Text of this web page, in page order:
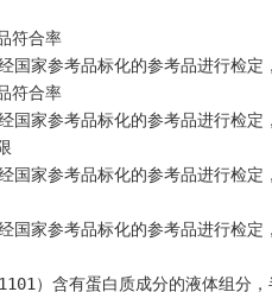
符合率
经国家参考品标化的参考品进行检定
符合率
经国家参考品标化的参考品进行检定
经国家参考品标化的参考品进行检定
或经国家参考品标化的参考品进行检